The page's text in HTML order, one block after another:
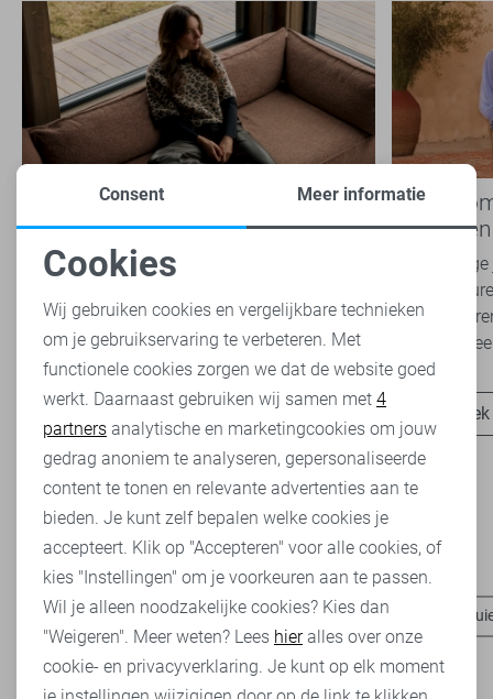
Nieuwe Lady Day najaarscollectie
2026 bij Sans: stijl en comfort in
travelkwaliteit
Het najaar vraagt om kleding die comfortabel,
Day najaarscollectie 2026 ben je helemaal
klaar voor...
Boho
overal
Van
zachte
Romance
het
Heb je dit al eens bekeken?
Pieces t-shirts Pieces blazers Pieces tops Pieces
Noodzakelijke cookies
Personalisatie cookies
Analytische cookies
Marketing cookies
Consent Meer informatie
Cookies
Wij gebruiken cookies en vergelijkbare technieken
om je gebruikservaring te verbeteren. Met
functionele cookies zorgen we dat de website goed
werkt. Daarnaast gebruiken wij samen met 4
partners analytische en marketingcookies om jouw
gedrag anoniem te analyseren, gepersonaliseerde
content te tonen en relevante advertenties aan te
bieden. Je kunt zelf bepalen welke cookies je
accepteert. Klik op "Accepteren" voor alle cookies, of
kies "Instellingen" om je voorkeuren aan te passen.
Wil je alleen noodzakelijke cookies? Kies dan
"Weigeren". Meer weten? Lees hieralles over onze
cookie- en privacyverklaring. Je kunt op elk moment